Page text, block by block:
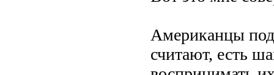
Американцы
считают, есть